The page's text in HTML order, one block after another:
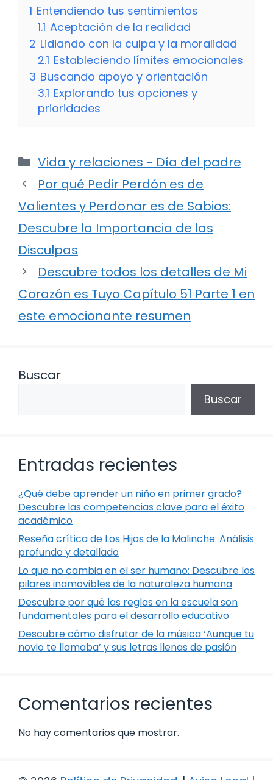
1 Entendiendo tus sentimientos
1.1 Aceptación de la realidad
2 Lidiando con la culpa y la moralidad
2.1 Estableciendo límites emocionales
3 Buscando apoyo y orientación
3.1 Explorando tus opciones y
prioridades
Categorías
Vida y relaciones - Día del padre
Por qué Pedir Perdón es de
Valientes y Perdonar es de Sabios:
Descubre la Importancia de las
Disculpas
Descubre todos los detalles de Mi
Corazón es Tuyo Capítulo 51 Parte 1 en
este emocionante resumen
Buscar
Buscar
Entradas recientes
¿Qué debe aprender un niño en primer grado?
Descubre las competencias clave para el éxito
académico
Reseña crítica de Los Hijos de la Malinche: Análisis
profundo y detallado
Lo que no cambia en el ser humano: Descubre los
pilares inamovibles de la naturaleza humana
Descubre por qué las reglas en la escuela son
fundamentales para el desarrollo educativo
Descubre cómo disfrutar de la música ‘Aunque tu
novio te llamaba’ y sus letras llenas de pasión
Comentarios recientes
No hay comentarios que mostrar.